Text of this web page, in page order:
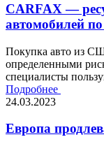
CARFAX —
автомобилей
Покупка авто из
определенными
специалисты
Подробнее
24.03.2023
Европа